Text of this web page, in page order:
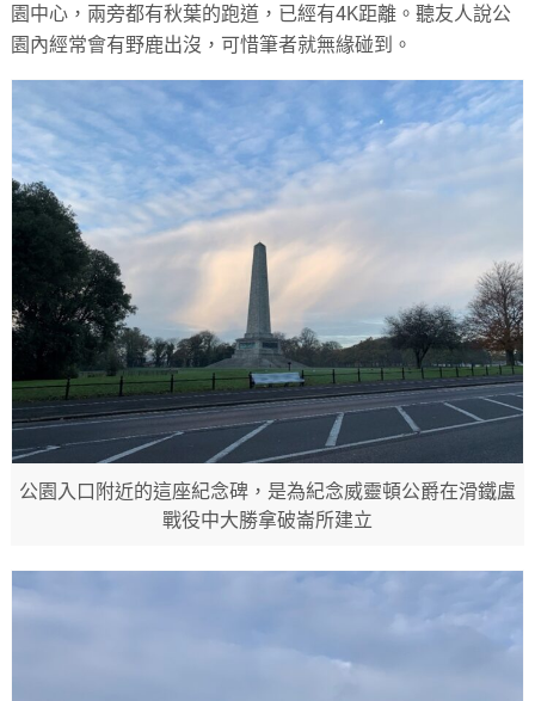
園中心，兩旁都有秋葉的跑道，已經有4K距離。聽友人說公
園內經常會有野鹿出沒，可惜筆者就無緣碰到。
公園入口附近的這座紀念碑，是為紀念威靈頓公爵在滑鐵盧
戰役中大勝拿破崙所建立